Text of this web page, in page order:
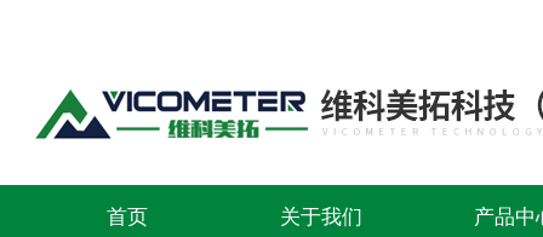
首页 关于我们 产品中